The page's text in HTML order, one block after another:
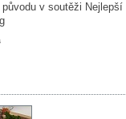
v soutěži Nejlepší